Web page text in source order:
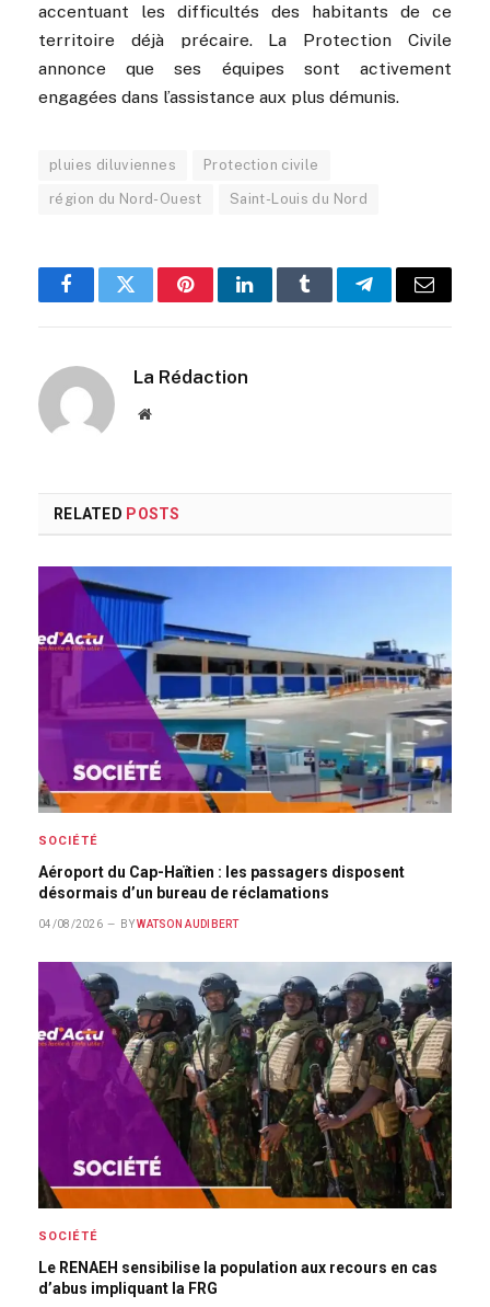
accentuant les difficultés des habitants de ce
territoire déjà précaire. La Protection Civile
annonce que ses équipes sont activement
engagées dans l’assistance aux plus démunis.
pluies diluviennes Protection civile
région du Nord-Ouest Saint-Louis du Nord
FacebookTwitterPinterestLinkedInTumblrTelegramEmail
La Rédaction
Website
RELATED POSTS
SOCIÉTÉ
Aéroport du Cap-Haïtien : les passagers disposent
désormais d’un bureau de réclamations
04/08/2026 BY WATSON AUDIBERT
SOCIÉTÉ
Le RENAEH sensibilise la population aux recours en cas
d’abus impliquant la FRG